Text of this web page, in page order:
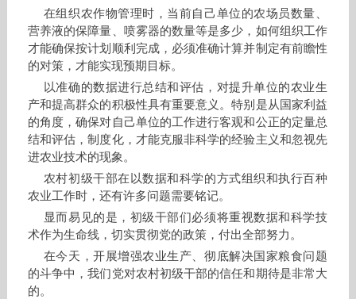
在组织农作物管理时，当前自己单位的农场员数量、
营养液的保障量、喷雾器的数量等是多少，如何组织工作
才能确保按计划顺利完成，必须准确计算并制定有前瞻性
的对策，才能实现预期目标。
以准确的数据进行总结和评估，对提升单位的农业生
产和提高群众的积极性具有重要意义。特别是从国家利益
的角度，确保对自己单位的工作进行客观和公正的定量总
结和评估，制度化，才能克服非科学的经验主义和忽视先
进农业技术的现象。
农村初级干部在以数据和科学的方式组织和执行百种
农业工作时，还有许多问题需要铭记。
显而易见的是，初级干部们必须将重视数据和科学技
术作为生命线，切实贯彻党的政策，付出全部努力。
在今天，开展增强农业生产、彻底解决国家粮食问题
的斗争中，我们党对农村初级干部的信任和期待是非常大
的。